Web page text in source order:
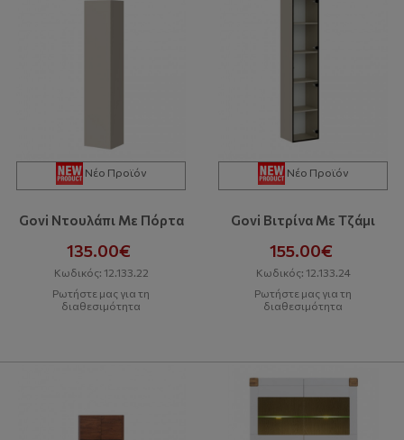
Νέο Προϊόν
Govi Ντουλάπι Με Πόρτα
135.00€
Κωδικός: 12.133.22
Ρωτήστε μας για τη
διαθεσιμότητα
Νέο Προϊόν
Govi Bιτρίνα Με Τζάμι
155.00€
Κωδικός: 12.133.24
Ρωτήστε μας για τη
διαθεσιμότητα